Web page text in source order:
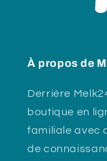
À propos de
Derrière
boutique en
familiale avec
de